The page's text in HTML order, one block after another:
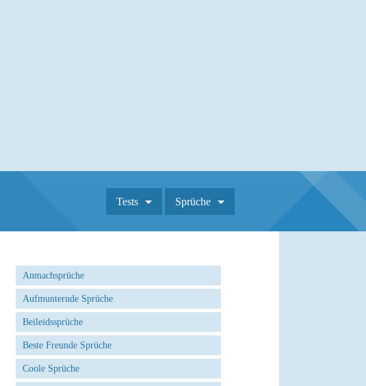
Tests Sprüche
Anmachsprüche
Aufmunternde Sprüche
Beileidssprüche
Beste Freunde Sprüche
Coole Sprüche